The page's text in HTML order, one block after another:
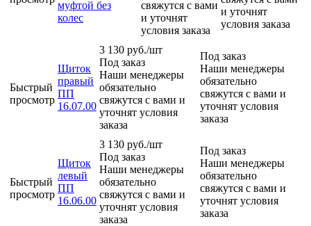
муфтой без
колес
свяжутся с вами
и уточнят
условия заказа
и уточнят
условия заказа
Быстрый
просмотр
Щиток
правый
ПП
16.07.00
3 130 руб./шт
Под заказ
Наши менеджеры
обязательно
свяжутся с вами и
уточнят условия
заказа
Под заказ
Наши менеджеры
обязательно
свяжутся с вами и
уточнят условия
заказа
Быстрый
просмотр
Щиток
левый
ПП
16.06.00
3 130 руб./шт
Под заказ
Наши менеджеры
обязательно
свяжутся с вами и
уточнят условия
заказа
Под заказ
Наши менеджеры
обязательно
свяжутся с вами и
уточнят условия
заказа